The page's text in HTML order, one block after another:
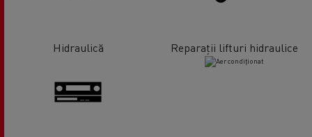
Hidraulică Reparații lifturi hidraulice